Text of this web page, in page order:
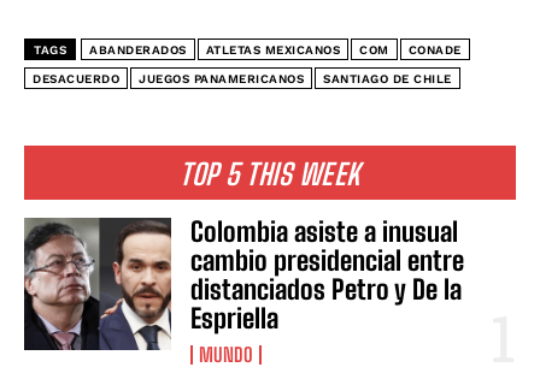
TOP 5 THIS WEEK
Colombia asiste a inusual
cambio presidencial entre
distanciados Petro y De la
Espriella
MUNDO
TAGS ABANDERADOS ATLETAS MEXICANOS COM CONADE
DESACUERDO JUEGOS PANAMERICANOS SANTIAGO DE CHILE